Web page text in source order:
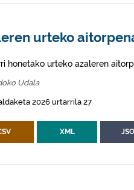
urteko
honetako urteko azaleren
Udala
2026 urtarrila 27
XML